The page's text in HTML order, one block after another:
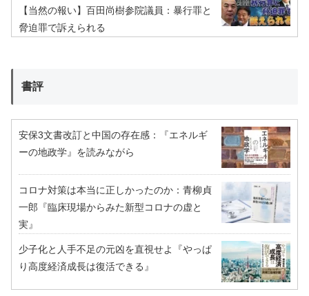
【当然の報い】百田尚樹参院議員：暴行罪と
脅迫罪で訴えられる
書評
安保3文書改訂と中国の存在感：『エネルギ
ーの地政学』を読みながら
コロナ対策は本当に正しかったのか：青柳貞
一郎『臨床現場からみた新型コロナの虚と
実』
少子化と人手不足の元凶を直視せよ『やっぱ
り高度経済成長は復活できる』